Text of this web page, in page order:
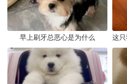
早上刷牙总恶心是为什么